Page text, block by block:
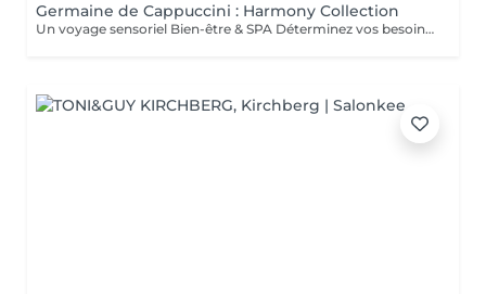
Germaine de Cappuccini : Harmony Collection
Un voyage sensoriel Bien-être & SPA Déterminez vos besoins à l'aide des 4 huiles essentielles ACTIMOOD.Pure sensation- Balance sensation- Zen sensation- Power sensation Exfoliation du corps -massage du corps- massage du cuir chevelu si souhaité- Laissez-vous emporter dans un voyage sensoriel grâce à un soin corporel adapté à vos besoins.